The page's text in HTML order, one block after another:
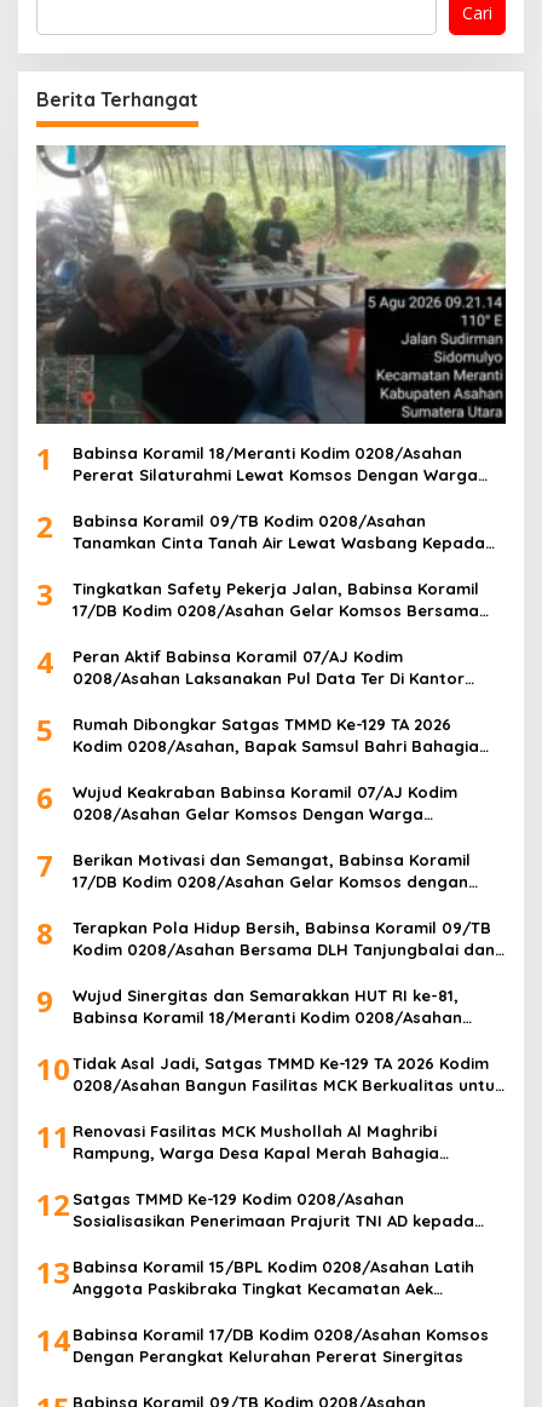
Cari
Berita Terhangat
1
Babinsa Koramil 18/Meranti Kodim 0208/Asahan
Pererat Silaturahmi Lewat Komsos Dengan Warga
2
Babinsa Koramil 09/TB Kodim 0208/Asahan
Tanamkan Cinta Tanah Air Lewat Wasbang Kepada
3
Tingkatkan Safety Pekerja Jalan, Babinsa Koramil
17/DB Kodim 0208/Asahan Gelar Komsos Bersama
4
Peran Aktif Babinsa Koramil 07/AJ Kodim
0208/Asahan Laksanakan Pul Data Ter Di Kantor
5
Rumah Dibongkar Satgas TMMD Ke-129 TA 2026
Kodim 0208/Asahan, Bapak Samsul Bahri Bahagia
6
Wujud Keakraban Babinsa Koramil 07/AJ Kodim
0208/Asahan Gelar Komsos Dengan Warga
7
Berikan Motivasi dan Semangat, Babinsa Koramil
17/DB Kodim 0208/Asahan Gelar Komsos dengan
8
Terapkan Pola Hidup Bersih, Babinsa Koramil 09/TB
Kodim 0208/Asahan Bersama DLH Tanjungbalai dan
9
Wujud Sinergitas dan Semarakkan HUT RI ke-81,
Babinsa Koramil 18/Meranti Kodim 0208/Asahan
10Tidak Asal Jadi, Satgas TMMD Ke-129 TA 2026 Kodim
0208/Asahan Bangun Fasilitas MCK Berkualitas untuk
11 Renovasi Fasilitas MCK Mushollah Al Maghribi
Rampung, Warga Desa Kapal Merah Bahagia
0208/Asahan
12 Satgas TMMD Ke-129 Kodim 0208/Asahan
Sosialisasikan Penerimaan Prajurit TNI AD kepada
13 Babinsa Koramil 15/BPL Kodim 0208/Asahan Latih
Anggota Paskibraka Tingkat Kecamatan Aek
14Babinsa Koramil 17/DB Kodim 0208/Asahan Komsos
Dengan Perangkat Kelurahan Pererat Sinergitas
Babinsa Koramil 09/TB Kodim 0208/Asahan